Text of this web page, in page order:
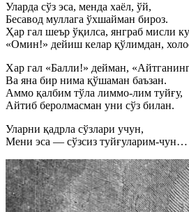
Уларда сўз эса, менда хаёл, ўй,
Бесавод муллага ўхшайман бироз.
Ҳар гал шеър ўқилса, янграб мисли
«Омин!» дейиш келар қўлимдан,
Хар гал «Балли!» дейман,
Ва яна бир нима қўшаман баъзан.
Аммо қалбим тўла лиммо-лим туйғу,
Айтиб беролмасман уни сўз билан.
Уларни қадрла сўзлари учун,
Мени эса — сўзсиз туйғуларим-чун…